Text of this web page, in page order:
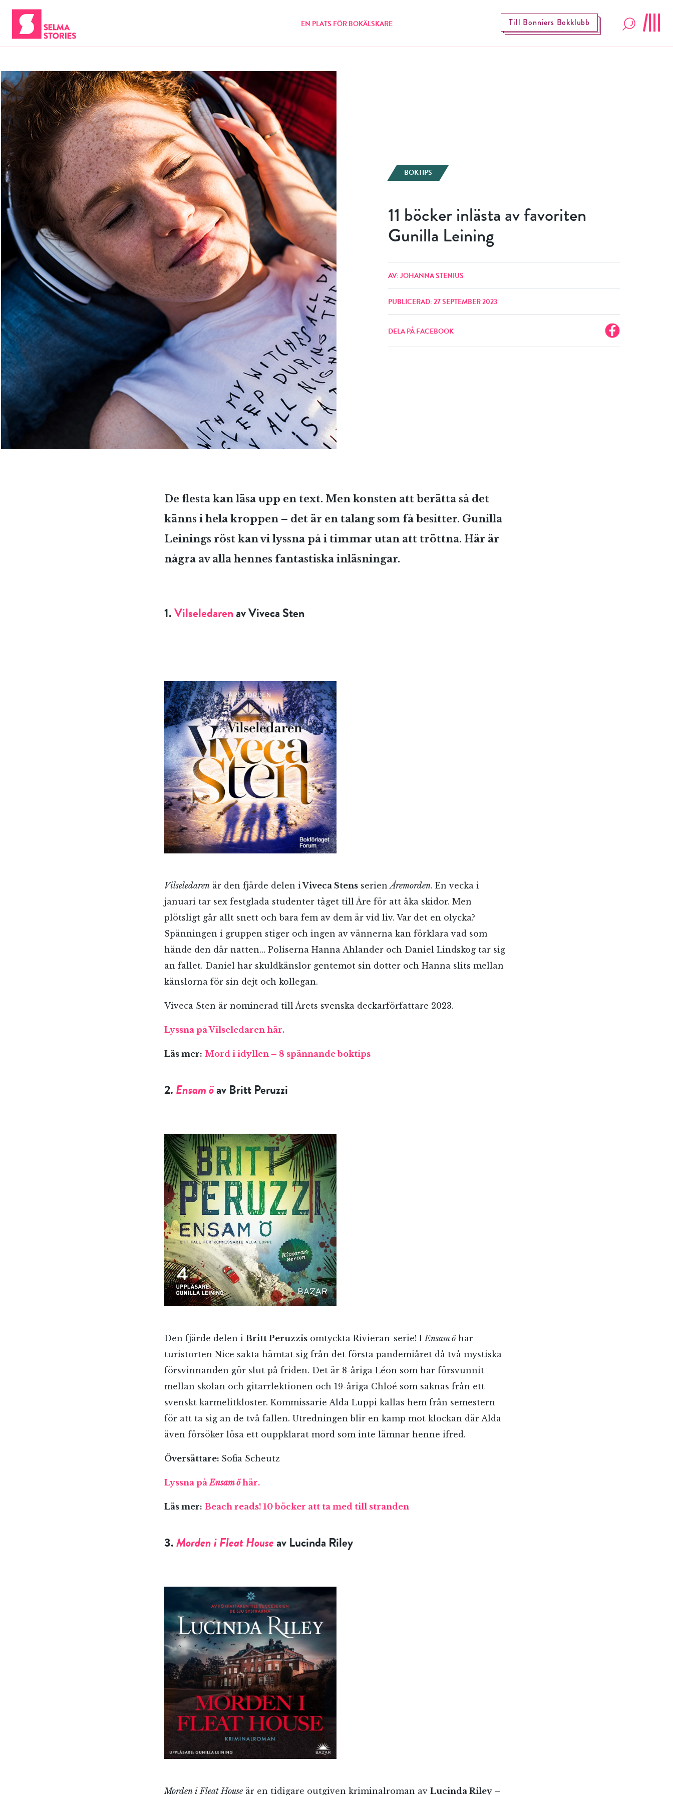
EN PLATS FÖR BOKÄLSKARE Till Bonniers Bokklubb
E-post*
Jag accepterar villkoren.
RÖSTA
ÅNGRA OCH STÄNG
BOKTIPS
11 böcker inlästa av favoriten
Gunilla Leining
AV: JOHANNA STENIUS
PUBLICERAD: 27 SEPTEMBER 2023
DELA PÅ FACEBOOK
De flesta kan läsa upp en text. Men konsten att berätta så det
känns i hela kroppen – det är en talang som få besitter. Gunilla
Leinings röst kan vi lyssna på i timmar utan att tröttna. Här är
några av alla hennes fantastiska inläsningar.
1.Vilseledarenav Viveca Sten
Vilseledaren är den fjärde delen iViveca Stens serienÅremorden. En vecka i
januari tar sex festglada studenter tåget till Åre för att åka skidor. Men
plötsligt går allt snett och bara fem av dem är vid liv. Var det en olycka?
Spänningen i gruppen stiger och ingen av vännerna kan förklara vad som
hände den där natten… Poliserna Hanna Ahlander och Daniel Lindskog tar sig
an fallet. Daniel har skuldkänslor gentemot sin dotter och Hanna slits mellan
känslorna för sin dejt och kollegan.
Viveca Sten är nominerad till Årets svenska deckarförfattare 2023.
Lyssna på Vilseledaren här.
Läs mer: Mord i idyllen – 8 spännande boktips
2.Ensam öav Britt Peruzzi
Den fjärde delen i Britt Peruzzis omtyckta Rivieran-serie! IEnsam öhar
turistorten Nice sakta hämtat sig från det första pandemiåret då två mystiska
försvinnanden gör slut på friden. Det är 8-åriga Léon som har försvunnit
mellan skolan och gitarrlektionen och 19-åriga Chloé som saknas från ett
svenskt karmelitkloster. Kommissarie Alda Luppi kallas hem från semestern
för att ta sig an de två fallen. Utredningen blir en kamp mot klockan där Alda
även försöker lösa ett ouppklarat mord som inte lämnar henne ifred.
Översättare: Sofia Scheutz
Lyssna påEnsam öhär.
Läs mer: Beach reads! 10 böcker att ta med till stranden
3.Morden i Fleat Houseav Lucinda Riley
Morden i Fleat House är en tidigare outgiven kriminalroman av Lucinda Riley –